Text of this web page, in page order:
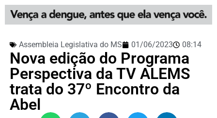
Assembleia Legislativa do MS 01/06/2023 08:14
Nova edição do Programa
Perspectiva da TV ALEMS
trata do 37º Encontro da
Abel